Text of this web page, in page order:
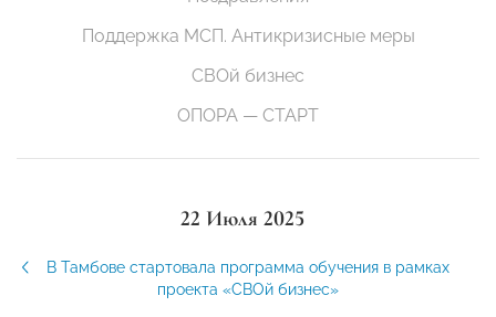
Поддержка МСП. Антикризисные меры
СВОй бизнес
ОПОРА — СТАРТ
22 Июля 2025
В Тамбове стартовала программа обучения в рамках
проекта «СВОй бизнес»